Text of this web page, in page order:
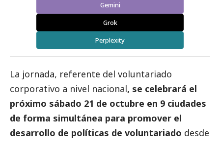
Gemini
Grok
Perplexity
La jornada, referente del voluntariado
corporativo a nivel nacional, se celebrará el
próximo sábado 21 de octubre en 9 ciudades
de forma simultánea para promover el
desarrollo de políticas de voluntariado desde